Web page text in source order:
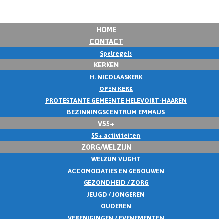
HOME
CONTACT
Spelregels
KERKEN
H. NICOLAASKERK
OPEN KERK
PROTESTANTE GEMEENTE HELEVOIRT-HAAREN
BEZINNINGSCENTRUM EMMAUS
V55+
55+ activiteiten
ZORG/WELZIJN
WELZIJN VUGHT
ACCOMODATIES EN GEBOUWEN
GEZONDHEID / ZORG
JEUGD / JONGEREN
OUDEREN